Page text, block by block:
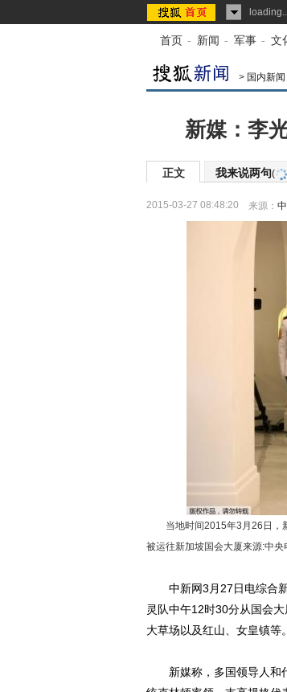
首页 - 新闻 - 军事 - 文
> 国内新闻
新媒：李
正文 我来说两句(
2015-03-27 08:48:20 来源：
当地时间2015年3月26日，新
被运往新加坡国会大厦来源:中央
中新网3月27日电综合新
灵队中午12时30分从国会
大草场以及红山、女皇镇等
新媒称，多国领导人和代